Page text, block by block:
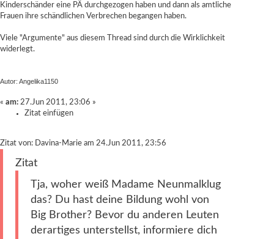
Kinderschänder eine PÄ durchgezogen haben und dann als amtliche
Frauen ihre schändlichen Verbrechen begangen haben.
Viele "Argumente" aus diesem Thread sind durch die Wirklichkeit
widerlegt.
Autor: Angelika1150
« am: 27.Jun 2011, 23:06 »
Zitat einfügen
Zitat von: Davina-Marie am 24.Jun 2011, 23:56
Zitat
Tja, woher weiß Madame Neunmalklug
das? Du hast deine Bildung wohl von
Big Brother? Bevor du anderen Leuten
derartiges unterstellst, informiere dich